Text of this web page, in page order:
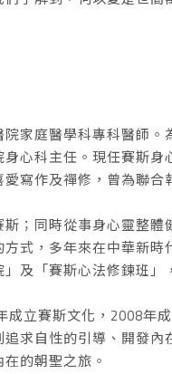
家庭醫學科專科醫師
心科主任。現任賽斯
寫作及禪修，曾為聯
；同時從事身心靈整
式，多年來在中華新
及「賽斯心法修鍊班
立賽斯文化，2008年
求自性的引導、開發
的朝聖之旅。